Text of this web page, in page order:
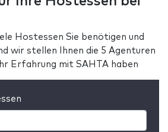
Hostessen Sie benötigen und
wir stellen Ihnen die 5 Agenturen
Erfahrung mit SAHTA haben